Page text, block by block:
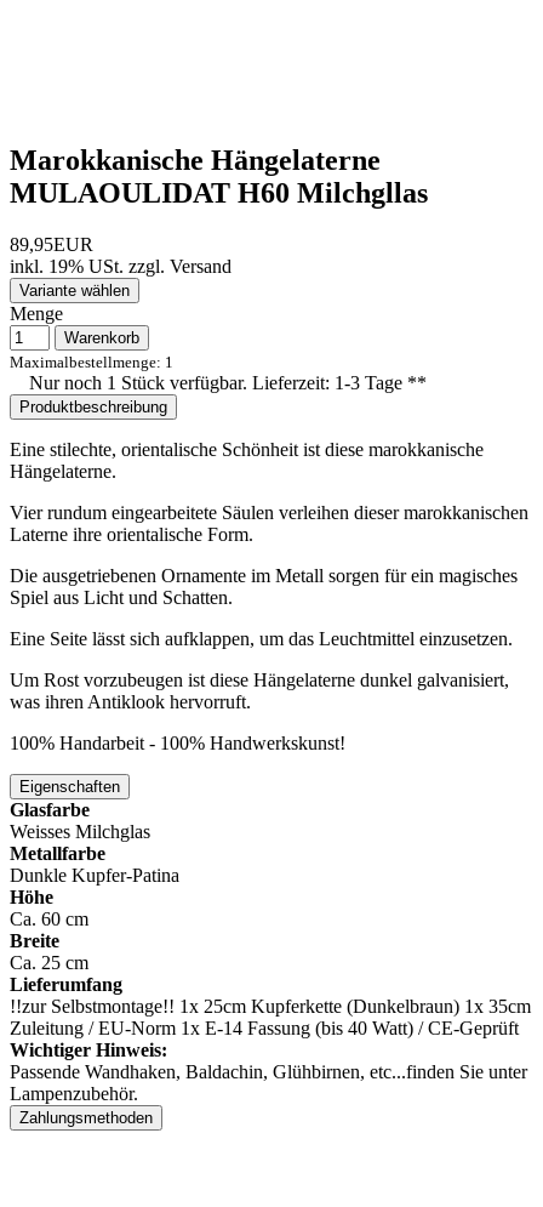
Marokkanische Hängelaterne
MULAOULIDAT H60 Milchgllas
89,95EUR
inkl. 19% USt. zzgl. Versand
Variante wählen
Menge
Warenkorb
Maximalbestellmenge: 1
Nur noch 1 Stück verfügbar. Lieferzeit: 1-3 Tage **
Produktbeschreibung
Eine stilechte, orientalische Schönheit ist diese marokkanische
Hängelaterne.
Vier rundum eingearbeitete Säulen verleihen dieser marokkanischen
Laterne ihre orientalische Form.
Die ausgetriebenen Ornamente im Metall sorgen für ein magisches
Spiel aus Licht und Schatten.
Eine Seite lässt sich aufklappen, um das Leuchtmittel einzusetzen.
Um Rost vorzubeugen ist diese Hängelaterne dunkel galvanisiert,
was ihren Antiklook hervorruft.
100% Handarbeit - 100% Handwerkskunst!
Eigenschaften
Glasfarbe
Weisses Milchglas
Metallfarbe
Dunkle Kupfer-Patina
Höhe
Ca. 60 cm
Breite
Ca. 25 cm
Lieferumfang
!!zur Selbstmontage!! 1x 25cm Kupferkette (Dunkelbraun) 1x 35cm
Zuleitung / EU-Norm 1x E-14 Fassung (bis 40 Watt) / CE-Geprüft
Wichtiger Hinweis:
Passende Wandhaken, Baldachin, Glühbirnen, etc...finden Sie unter
Lampenzubehör.
Zahlungsmethoden